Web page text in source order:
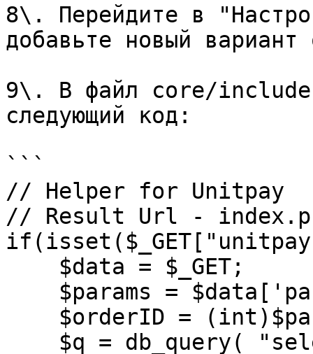
8\. Перейдите в
добавьте новый
9\. В файл core/
следующий код:
```
// Helper for Unitpay
// Result Url -